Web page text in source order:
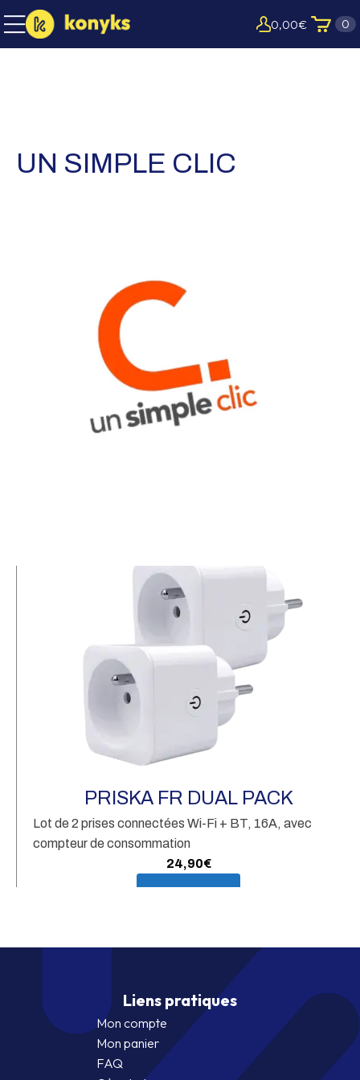
0,00€ 0
UN SIMPLE CLIC
PRISKA FR DUAL PACK
Lot de 2 prises connectées Wi-Fi + BT, 16A, avec
compteur de consommation
24,90€
Liens pratiques
Mon compte
Mon panier
FAQ